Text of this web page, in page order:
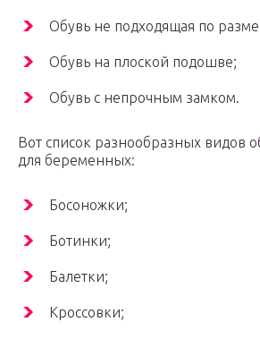
Обувь не под­хо­дя­щая по
Обувь на плос­кой подошве;
Обувь с непроч­ным замком.
Вот спи­сок раз­но­об­раз­ных видов
для беременных:
Босо­нож­ки;
Ботин­ки;
Балет­ки;
Крос­сов­ки;